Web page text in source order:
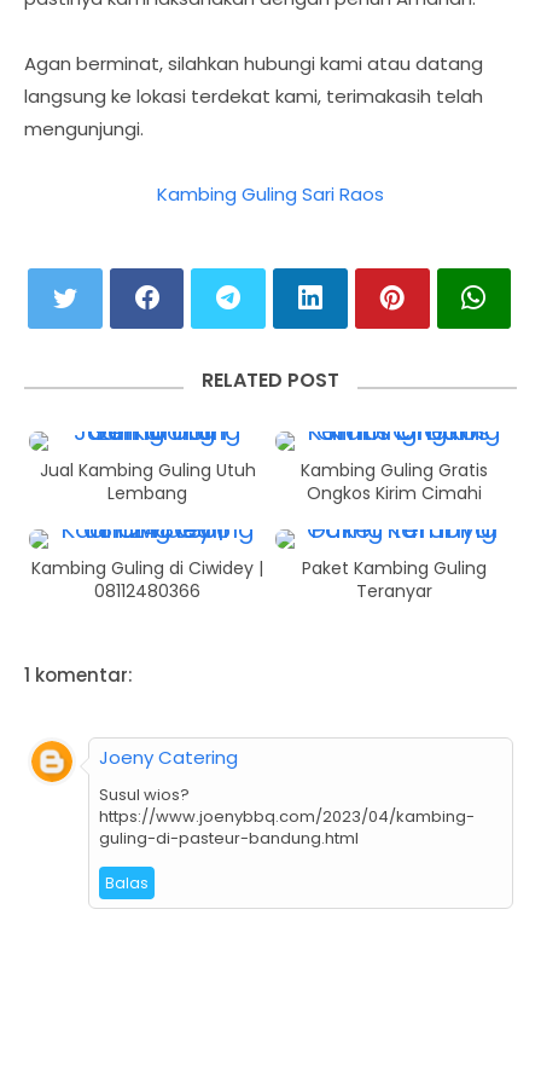
Agan berminat, silahkan hubungi kami atau datang
langsung ke lokasi terdekat kami, terimakasih telah
mengunjungi.
Kambing Guling Sari Raos
RELATED POST
Jual Kambing Guling Utuh
Lembang
Kambing Guling Gratis
Ongkos Kirim Cimahi
Kambing Guling di Ciwidey |
08112480366
Paket Kambing Guling
Teranyar
1 komentar:
Joeny Catering
Susul wios?
https://www.joenybbq.com/2023/04/kambing-
guling-di-pasteur-bandung.html
Balas